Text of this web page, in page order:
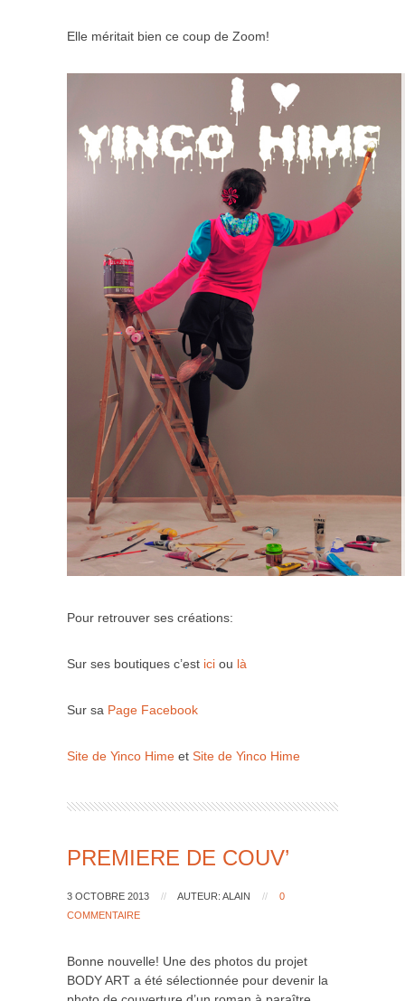
Elle méritait bien ce coup de Zoom!
Pour retrouver ses créations:
Sur ses boutiques c’est ici ou là
Sur sa Page Facebook
Site de Yinco Hime et Site de Yinco Hime
PREMIERE DE COUV’
3 OCTOBRE 2013 // AUTEUR: ALAIN //
0
COMMENTAIRE
Bonne nouvelle! Une des photos du projet
BODY ART a été sélectionnée pour devenir la